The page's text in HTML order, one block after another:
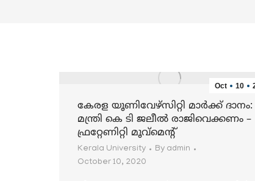
Oct 10
കേരള യൂണിവേഴ്സിറ്റി മാര്‍ക്ക് ദാനം:
മന്ത്രി കെ ടി ജലീല്‍ രാജിവെക്കണം –
ഫ്രറ്റേണിറ്റി മൂവ്മെന്റ്
Kerala University By admin
October 10, 2020